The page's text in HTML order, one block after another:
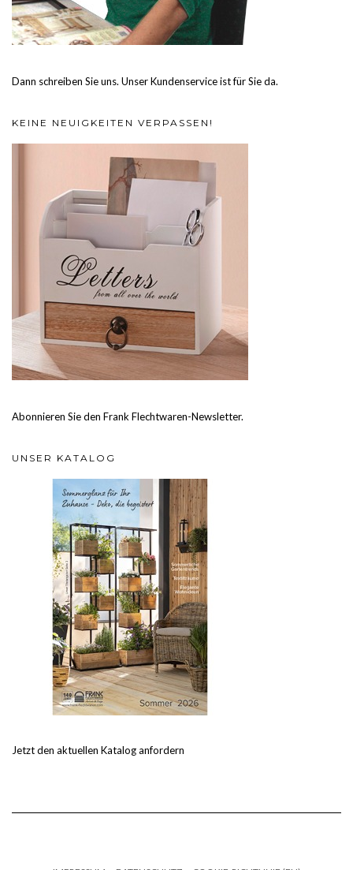
Dann schreiben Sie uns. Unser Kundenservice ist für Sie da.
KEINE NEUIGKEITEN VERPASSEN!
Abonnieren Sie den Frank Flechtwaren-Newsletter.
UNSER KATALOG
Jetzt den aktuellen Katalog anfordern